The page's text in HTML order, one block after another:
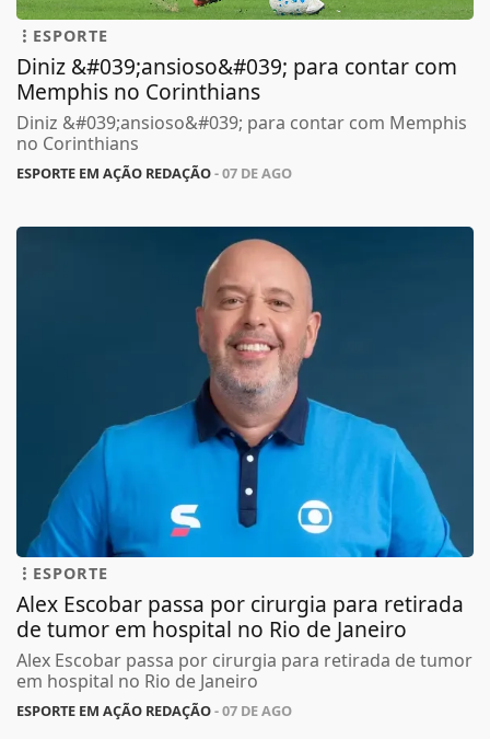
ESPORTE
Diniz &#039;ansioso&#039; para contar com
Memphis no Corinthians
Diniz &#039;ansioso&#039; para contar com Memphis
no Corinthians
ESPORTE EM AÇÃO REDAÇÃO- 07 DE AGO
ESPORTE
Alex Escobar passa por cirurgia para retirada
de tumor em hospital no Rio de Janeiro
Alex Escobar passa por cirurgia para retirada de tumor
em hospital no Rio de Janeiro
ESPORTE EM AÇÃO REDAÇÃO- 07 DE AGO